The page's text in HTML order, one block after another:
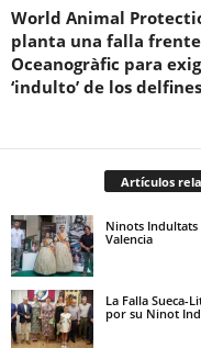
World Animal
planta una falla
Oceanogràfic para
‘indulto’ de los delfines
Artículos
Ninots Indultats
Valencia
La Falla Sueca-
por su Ninot